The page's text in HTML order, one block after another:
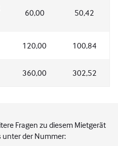
60,00 50,42
120,00 100,84
360,00 302,52
Fragen zu diesem Mietgerät
unter der Nummer: